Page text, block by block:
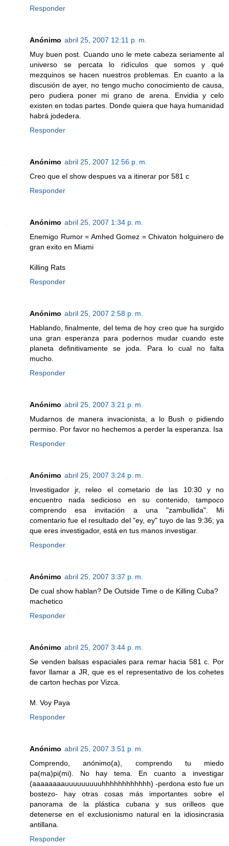
Responder
Anónimo abril 25, 2007 12:11 p. m.
Muy buen post. Cuando uno le mete cabeza seriamente al
universo se percata lo ridículos que somos y qué
mezquinos se hacen nuestros problemas. En cuanto a la
discusión de ayer, no tengo mucho conocimiento de causa,
pero pudiera poner mi grano de arena. Envidia y celo
existen en todas partes. Donde quiera que haya humanidad
habrá jodedera.
Responder
Anónimo abril 25, 2007 12:56 p. m.
Creo que el show despues va a itinerar por 581 c
Responder
Anónimo abril 25, 2007 1:34 p. m.
Enemigo Rumor = Amhed Gomez = Chivaton holguinero de
gran exito en Miami
Killing Rats
Responder
Anónimo abril 25, 2007 2:58 p. m.
Hablando, finalmente, del tema de hoy creo que ha surgido
una gran esperanza para podernos mudar cuando este
planeta definitivamente se joda. Para lo cual no falta
mucho.
Responder
Anónimo abril 25, 2007 3:21 p. m.
Mudarnos de manera invacionista, a lo Bush o pidiendo
permiso. Por favor no hechemos a perder la esperanza. Isa
Responder
Anónimo abril 25, 2007 3:24 p. m.
Investigador jr, releo el cometario de las 10:30 y no
encuentro nada sedicioso en su contenido, tampoco
comprendo esa invitación a una "zambullida". Mi
comentario fue el resultado del "ey, ey" tuyo de las 9:36; ya
que eres investigador, está en tus manos investigar.
Responder
Anónimo abril 25, 2007 3:37 p. m.
De cual show hablan? De Outside Time o de Killing Cuba?
machetico
Responder
Anónimo abril 25, 2007 3:44 p. m.
Se venden balsas espaciales para remar hacia 581 c. Por
favor llamar a JR, que es el representativo de los cohetes
de carton hechas por Vizca.
M. Voy Paya
Responder
Anónimo abril 25, 2007 3:51 p. m.
Comprendo, anónimo(a), comprendo tu miedo
pa(ma)pi(mi). No hay tema. En cuanto a investigar
(aaaaaaaauuuuuuuuuhhhhhhhhhhhh) -perdona esto fue un
bostezo- hay otras cosas más importantes sobre el
panorama de la plástica cubana y sus orilleos que
detenerse en el exclusionismo natural en la idiosincrasia
antillana.
Responder